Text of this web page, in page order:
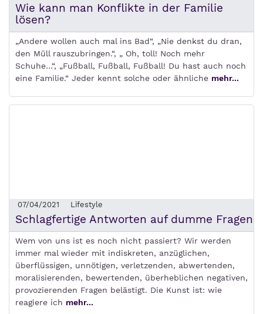
Wie kann man Konflikte in der Familie
lösen?
„Andere wollen auch mal ins Bad“, „Nie denkst du dran,
den Müll rauszubringen.“, „ Oh, toll! Noch mehr
Schuhe…“, „Fußball, Fußball, Fußball! Du hast auch noch
eine Familie.“ Jeder kennt solche oder ähnliche mehr...
07/04/2021 Lifestyle
Schlagfertige Antworten auf dumme Fragen
Wem von uns ist es noch nicht passiert? Wir werden
immer mal wieder mit indiskreten, anzüglichen,
überflüssigen, unnötigen, verletzenden, abwertenden,
moralisierenden, bewertenden, überheblichen negativen,
provozierenden Fragen belästigt. Die Kunst ist: wie
reagiere ich mehr...